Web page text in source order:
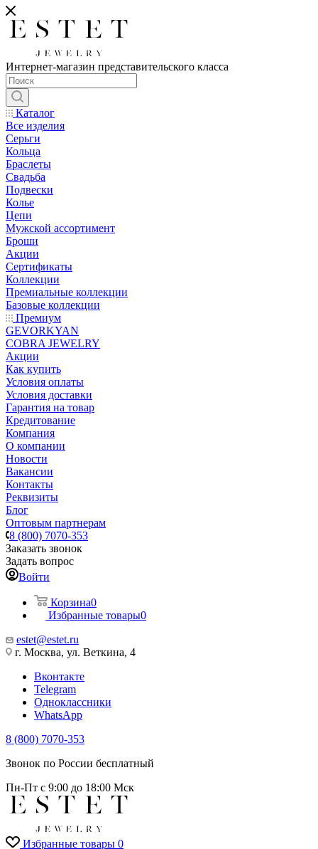
Интернет-магазин представительского класса
Каталог
Все изделия
Серьги
Кольца
Браслеты
Свадьба
Подвески
Колье
Цепи
Мужской ассортимент
Броши
Акции
Сертификаты
Коллекции
Премиальные коллекции
Базовые коллекции
Премиум
GEVORKYAN
COBRA JEWELRY
Акции
Как купить
Условия оплаты
Условия доставки
Гарантия на товар
Кредитование
Компания
О компании
Новости
Вакансии
Контакты
Реквизиты
Блог
Оптовым партнерам
8 (800) 7070-353
Заказать звонок
Задать вопрос
Войти
Корзина0
Избранные товары0
estet@estet.ru
г. Москва, ул. Веткина, 4
Вконтакте
Telegram
Одноклассники
WhatsApp
8 (800) 7070-353
Звонок по России бесплатный
Пн-Пт с 9:00 до 18:00 Мск
Избранные товары 0